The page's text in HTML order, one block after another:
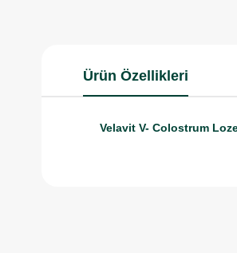
Ürün Özellikleri
Velavit V- Colostrum